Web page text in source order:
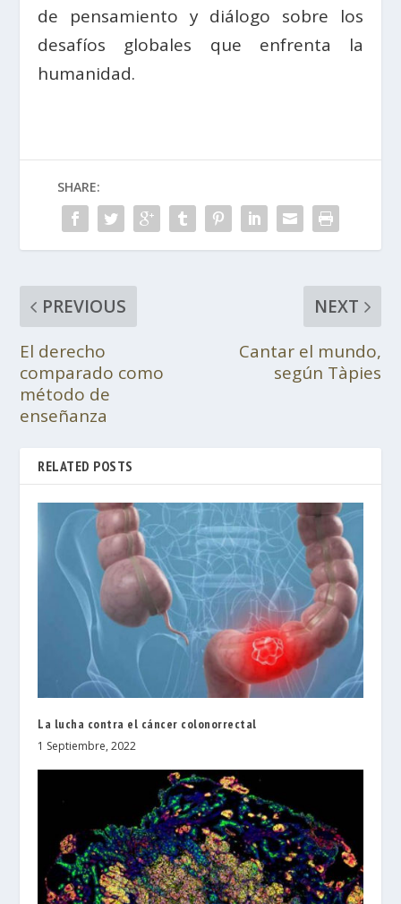
de pensamiento y diálogo sobre los
desafíos globales que enfrenta la
humanidad.
SHARE:
PREVIOUS
El derecho
comparado como
método de
enseñanza
NEXT
Cantar el mundo,
según Tàpies
RELATED POSTS
La lucha contra el cáncer colonorrectal
1 Septiembre, 2022